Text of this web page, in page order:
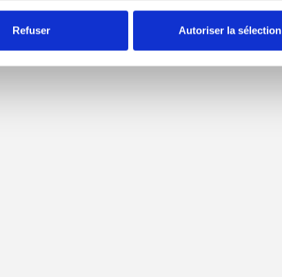
Refuser Autoriser la sélection